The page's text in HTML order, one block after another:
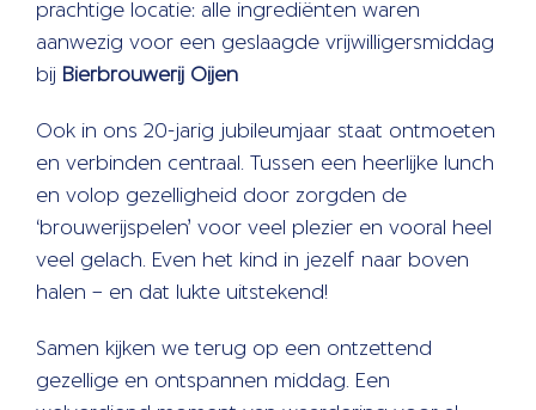
prachtige locatie: alle ingrediënten waren
aanwezig voor een geslaagde vrijwilligersmiddag
bij Bierbrouwerij Oijen
Ook in ons 20-jarig jubileumjaar staat ontmoeten
en verbinden centraal. Tussen een heerlijke lunch
en volop gezelligheid door zorgden de
‘brouwerijspelen’ voor veel plezier en vooral heel
veel gelach. Even het kind in jezelf naar boven
halen – en dat lukte uitstekend!
Samen kijken we terug op een ontzettend
gezellige en ontspannen middag. Een